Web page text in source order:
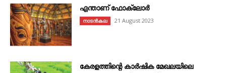
എന്താണ്‌ ഫോക്‌ലോർ
നാടൻകല 21 August 2023
കേരളത്തിന്റെ കാർഷിക മേഖലയിലെ